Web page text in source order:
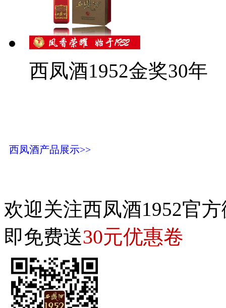
西凤酒1952金奖30年
西凤酒产品展示>>
欢迎关注西凤酒1952官
即免费送30元优惠卷